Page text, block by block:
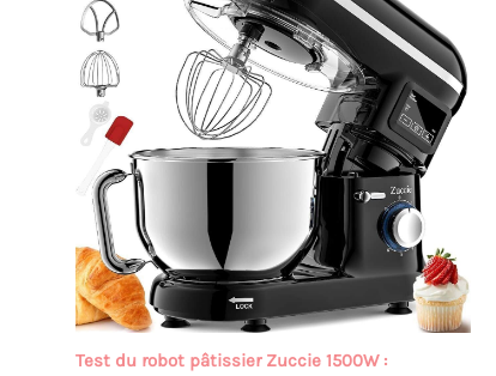
Test du robot pâtissier Zuccie 1500W :